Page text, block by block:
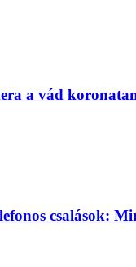
a vád
csalások: